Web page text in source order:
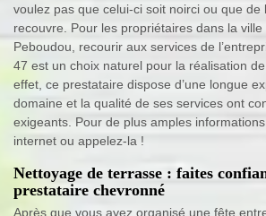
voulez pas que celui-ci soit noirci ou que de
recouvre. Pour les propriétaires dans la
Peboudou, recourir aux services de
47 est un choix naturel pour la réalisation
effet, ce prestataire dispose d’une longue
domaine et la qualité de ses services ont
exigeants. Pour de plus amples
internet ou appelez-la !
Nettoyage de terrasse : faites
prestataire chevronné
Après que vous ayez organisé une fête